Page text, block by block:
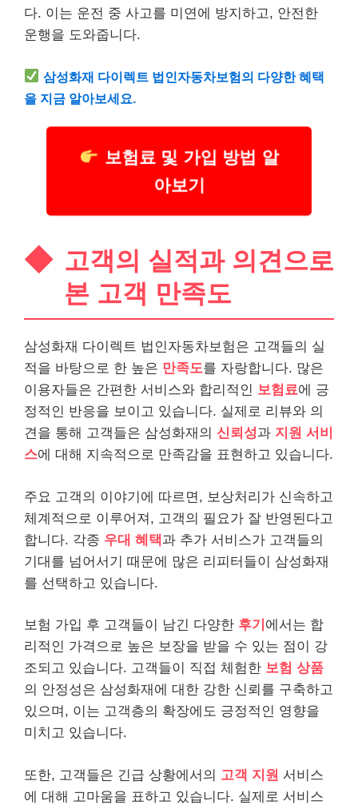
다. 이는 운전 중 사고를 미연에 방지하고, 안전한
운행을 도와줍니다.
삼성화재 다이렉트 법인자동차보험의 다양한 혜택
을 지금 알아보세요.
보험료 및 가입 방법 알
아보기
고객의 실적과 의견으로
본 고객 만족도
삼성화재 다이렉트 법인자동차보험은 고객들의 실
적을 바탕으로 한 높은 만족도를 자랑합니다. 많은
이용자들은 간편한 서비스와 합리적인 보험료에 긍
정적인 반응을 보이고 있습니다. 실제로 리뷰와 의
견을 통해 고객들은 삼성화재의 신뢰성과 지원 서비
스에 대해 지속적으로 만족감을 표현하고 있습니다.
주요 고객의 이야기에 따르면, 보상처리가 신속하고
체계적으로 이루어져, 고객의 필요가 잘 반영된다고
합니다. 각종 우대 혜택과 추가 서비스가 고객들의
기대를 넘어서기 때문에 많은 리피터들이 삼성화재
를 선택하고 있습니다.
보험 가입 후 고객들이 남긴 다양한 후기 에서는 합
리적인 가격으로 높은 보장을 받을 수 있는 점이 강
조되고 있습니다. 고객들이 직접 체험한 보험 상품
의 안정성은 삼성화재에 대한 강한 신뢰를 구축하고
있으며, 이는 고객층의 확장에도 긍정적인 영향을
미치고 있습니다.
또한, 고객들은 긴급 상황에서의 고객 지원 서비스
에 대해 고마움을 표하고 있습니다. 실제로 서비스